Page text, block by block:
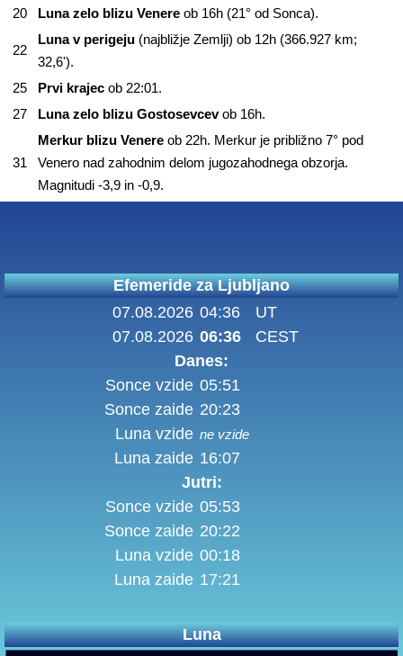
20
Luna zelo blizu Venereob 16h (21° od Sonca).
22
Luna v perigeju(najbližje Zemlji) ob 12h (366.927 km;
32,6').
25
Prvi krajecob 22:01.
27
Luna zelo blizu Gostosevcevob 16h.
31
Merkur blizu Venereob 22h. Merkur je približno 7° pod
Venero nad zahodnim delom jugozahodnega obzorja.
Magnitudi -3,9 in -0,9.
Efemeride za Ljubljano
07.08.2026 04:36
UT
07.08.2026 06:36
CEST
Danes:
Sonce vzide 05:51
Sonce zaide 20:23
Luna vzide ne vzide
Luna zaide 16:07
Jutri:
Sonce vzide 05:53
Sonce zaide 20:22
Luna vzide 00:18
Luna zaide 17:21
Luna